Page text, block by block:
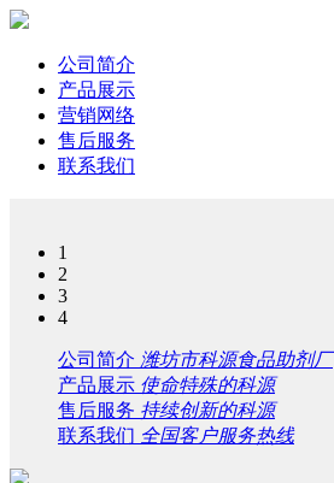
公司简介
产品展示
营销网络
售后服务
联系我们
1
2
3
4
公司简介 潍坊市科源食品助剂厂
产品展示 使命特殊的科源
售后服务 持续创新的科源
联系我们 全国客户服务热线